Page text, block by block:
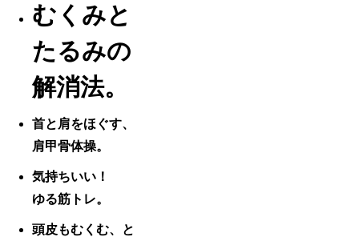
むくみと
たるみの
解消法。
首と肩をほぐす、
肩甲骨体操。
気持ちいい！
ゆる筋トレ。
頭皮もむくむ、と